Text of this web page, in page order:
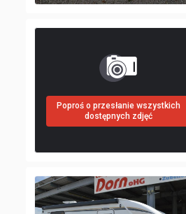
Poproś o przesłanie wszystkich
dostępnych zdjęć